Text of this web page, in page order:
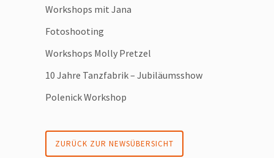
Workshops mit Jana
Fotoshooting
Workshops Molly Pretzel
10 Jahre Tanzfabrik – Jubiläumsshow
Polenick Workshop
ZURÜCK ZUR NEWSÜBERSICHT